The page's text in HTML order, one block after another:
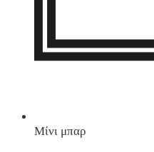
Μίνι μπαρ